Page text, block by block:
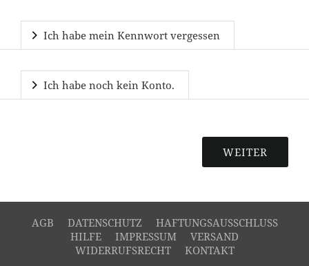
Ich habe mein Kennwort vergessen
Ich habe noch kein Konto.
AGB DATENSCHUTZ
HAFTUNGSAUSSCHLUSS
HILFE
IMPRESSUM
VERSAND
WIDERRUFSRECHT
KONTAKT